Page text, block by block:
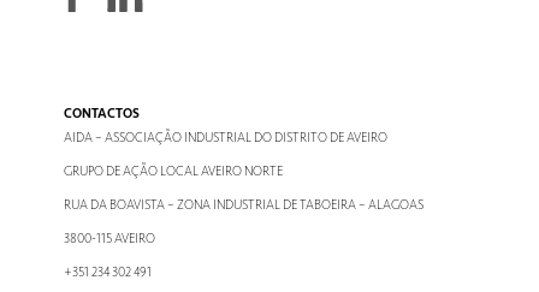
CONTACTOS
AIDA – ASSOCIAÇÃO INDUSTRIAL DO DISTRITO DE AVEIRO
GRUPO DE AÇÃO LOCAL AVEIRO NORTE
RUA DA BOAVISTA – ZONA INDUSTRIAL DE TABOEIRA – ALAGOAS
3800-115 AVEIRO
+351 234 302 491